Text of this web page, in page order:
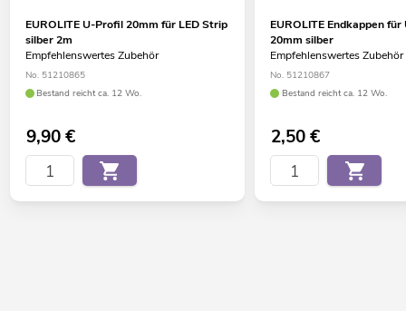
EUROLITE U-Profil 20mm für LED Strip
silber 2m
Empfehlenswertes Zubehör
No. 51210865
Bestand reicht ca. 12 Wo.
9,90€
EUROLITE Endkappen
20mm silber
Empfehlenswertes Zubehör
No. 51210867
Bestand reicht ca. 12 Wo.
2,50€